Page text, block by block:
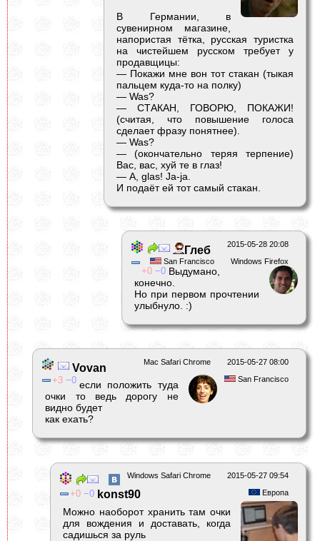
В Германии, в
сувенирном магазине,
напористая тётка, русская туристка
на чистейшем русском требует у
продавщицы:
— Покажи мне вон тот стакан (тыкая
пальцем куда-то на полку)
— Was?
— СТАКАН, ГОВОРЮ, ПОКАЖИ!
(считая, что повышение голоса
сделает фразу понятнее).
— Was?
— (окончательно теряя терпение)
Вас, вас, хуй те в глаз!
— A, glas! Ja-ja.
И подаёт ей тот самый стакан.
2015-05-28 20:08
Windows Firefox
San Francisco
0 0
Глеб
Выдумано,
конечно.
Но при первом прочтении
улыбнуло. :)
2015-05-27 08:00
Mac Safari Chrome
San Francisco
3 0
Vovan
если положить туда
очки то ведь дорогу не
видно будет
как ехать?
2015-05-27 09:54
Windows Safari Chrome
Европа
0 0 konst90
Можно наоборот хранить там очки
для вождения и доставать, когда
садишься за руль